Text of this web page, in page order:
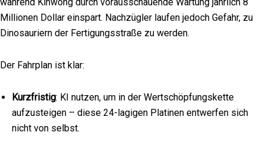
Millionen Dollar einspart. Nachzügler laufen jedoch Gefahr, zu
Dinosauriern der Fertigungsstraße zu werden.
Der Fahrplan ist klar:
Kurzfristig: KI nutzen, um in der Wertschöpfungskette
aufzusteigen – diese 24-lagigen Platinen entwerfen sich
nicht von selbst.